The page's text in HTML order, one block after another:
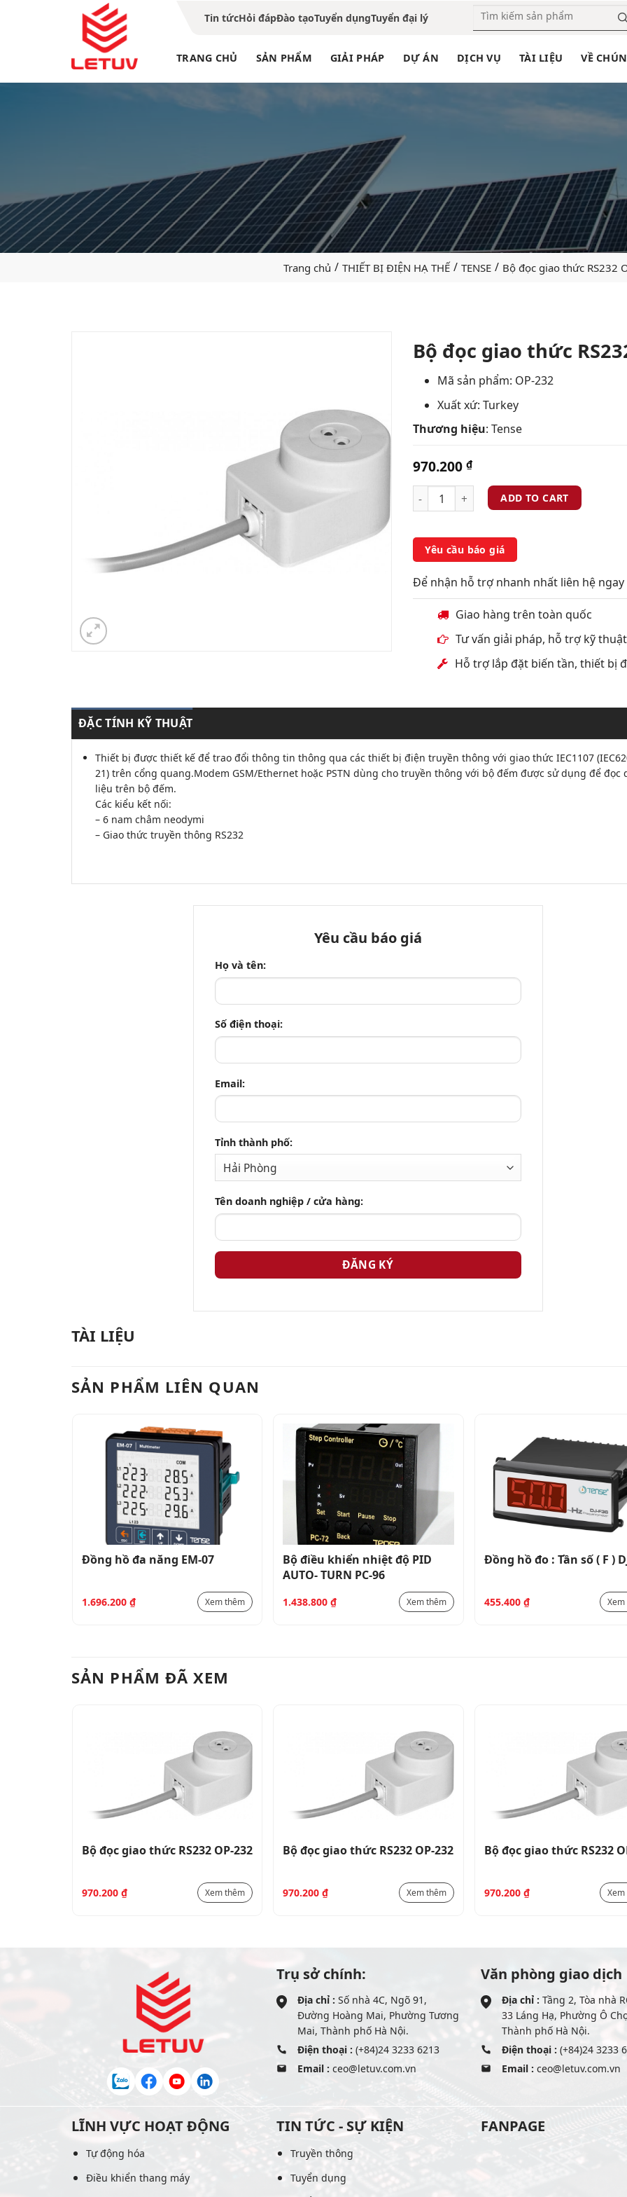
Tin tứcHỏi đápĐào tạoTuyển dụngTuyển đại lý
TRANG CHỦ SẢN PHẨM GIẢI PHÁP DỰ ÁN DỊCH VỤ TÀI LIỆU VỀ
Trang chủ / THIẾT BỊ ĐIỆN HẠ THẾ / TENSE / Bộ đọc giao thức RS232
Bộ đọc giao thức
Mã sản phẩm: OP-232
Xuất xứ: Turkey
Thương hiệu: Tense
970.200 ₫
ADD TO CART
Yêu cầu báo giá
Để nhận hỗ trợ nhanh nhất liên hệ
Giao hàng trên toàn quốc
Tư vấn giải pháp, hỗ trợ kỹ
Hỗ trợ lắp đặt biến tần, thiết bị
ĐẶC TÍNH KỸ THUẬT
Thiết bị được thiết kế để trao đổi thông tin thông qua các thiết bị điện truyền thông với giao thức IEC1107
21) trên cổng quang.Modem GSM/Ethernet hoặc PSTN dùng cho truyền thông với bộ đếm được sử dụng để đọc
liệu trên bộ đếm.
Các kiểu kết nối:
– 6 nam châm neodymi
– Giao thức truyền thông RS232
Yêu cầu báo giá
Họ và tên:
Số điện thoại:
Email:
Tỉnh thành phố:
Tên doanh nghiệp / cửa hàng:
TÀI LIỆU
SẢN PHẨM LIÊN QUAN
Đồng hồ đa năng EM-07
1.696.200 ₫ Xem thêm
Bộ điều khiển nhiệt độ PID
AUTO- TURN PC-96
1.438.800 ₫ Xem thêm
Đồng hồ đo : Tần số ( F )
455.400 ₫
SẢN PHẨM ĐÃ XEM
Bộ đọc giao thức RS232 OP-232
970.200 ₫ Xem thêm
Bộ đọc giao thức RS232 OP-232
970.200 ₫ Xem thêm
Bộ đọc giao thức RS232
970.200 ₫
Trụ sở chính:
Địa chỉ : Số nhà 4C, Ngõ 91,
Đường Hoàng Mai, Phường Tương
Mai, Thành phố Hà Nội.
Điện thoại : (+84)24 3233 6213
Email : ceo@letuv.com.vn
Văn phòng giao dịch
Địa chỉ : Tầng 2, Tòa nhà
33 Láng Hạ, Phường Ô
Thành phố Hà Nội.
Điện thoại : (+84)24 3233
Email : ceo@letuv.com.vn
LĨNH VỰC HOẠT ĐỘNG
Tự động hóa
Điều khiển thang máy
TIN TỨC - SỰ KIỆN
Truyền thông
Tuyển dụng
FANPAGE